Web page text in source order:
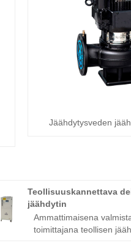
Jäähdytysveden
Teollisuuskannettava
jäähdytin
Ammattimaisena
toimittajana teollisen